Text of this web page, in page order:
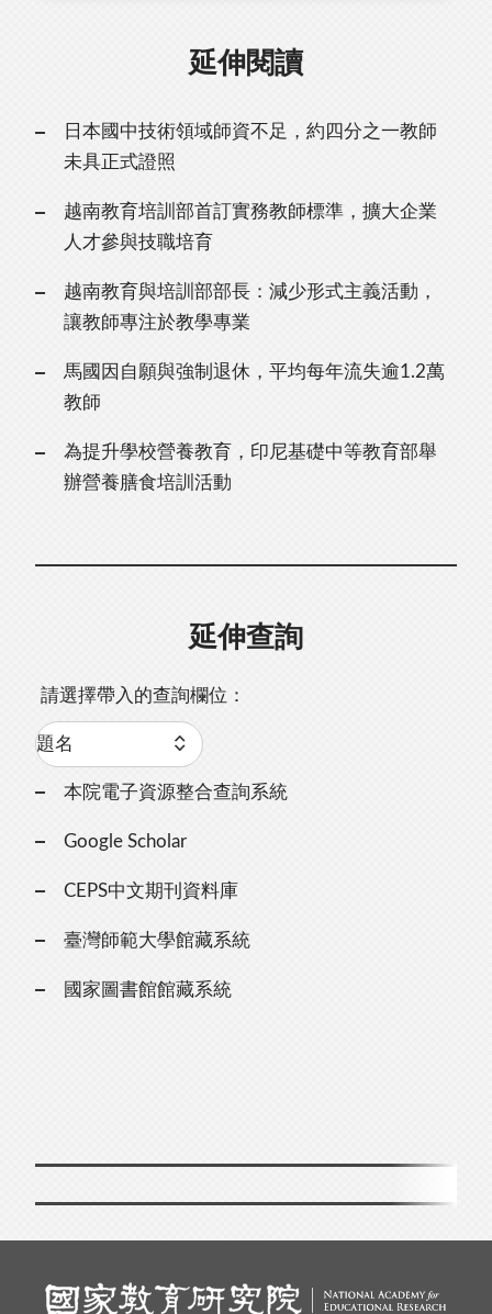
延伸閱讀
日本國中技術領域師資不足，約四分之一教師
未具正式證照
越南教育培訓部首訂實務教師標準，擴大企業
人才參與技職培育
越南教育與培訓部部長：減少形式主義活動，
讓教師專注於教學專業
馬國因自願與強制退休，平均每年流失逾1.2萬
教師
為提升學校營養教育，印尼基礎中等教育部舉
辦營養膳食培訓活動
延伸查詢
請選擇帶入的查詢欄位：
本院電子資源整合查詢系統
Google Scholar
CEPS中文期刊資料庫
臺灣師範大學館藏系統
國家圖書館館藏系統